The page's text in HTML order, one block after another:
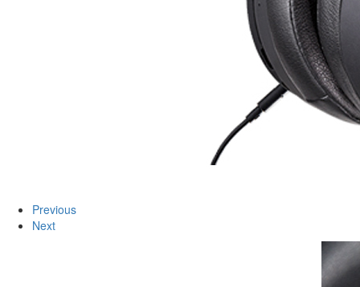
Previous
Next